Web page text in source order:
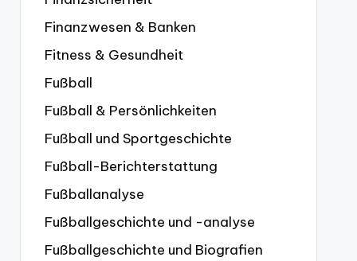
Finanzwesen & Banken
Fitness & Gesundheit
Fußball
Fußball & Persönlichkeiten
Fußball und Sportgeschichte
Fußball-Berichterstattung
Fußballanalyse
Fußballgeschichte und -analyse
Fußballgeschichte und Biografien